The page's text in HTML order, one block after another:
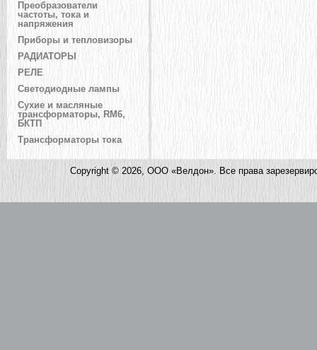
Преобразователи
частоты, тока и
напряжения
Приборы и тепловизоры
РАДИАТОРЫ
РЕЛЕ
Светодиодные лампы
Сухие и масляные
трансформаторы, RM6,
БКТП
Трансформаторы тока
Copyright © 2026, ООО «Велдон». Все права